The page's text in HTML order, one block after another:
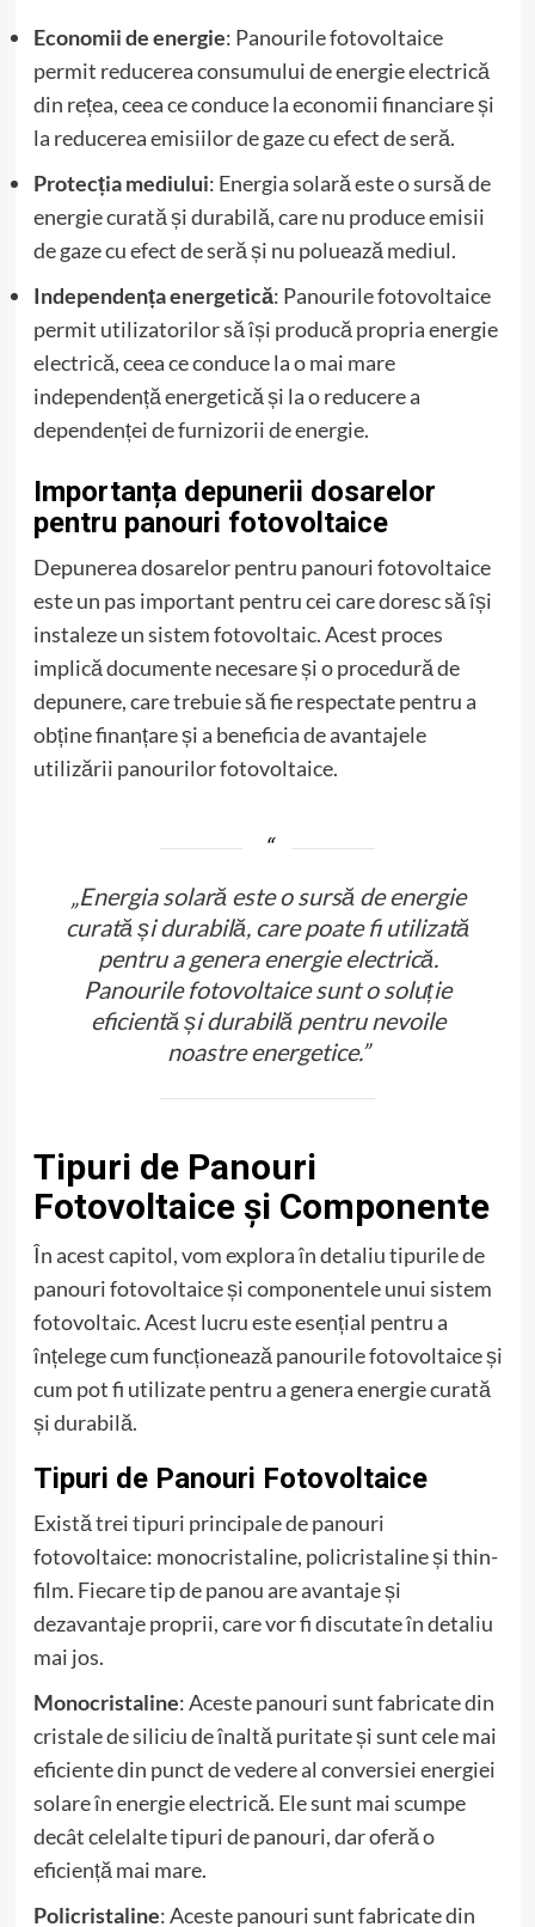
Economii de energie: Panourile fotovoltaice
permit reducerea consumului de energie electrică
din rețea, ceea ce conduce la economii financiare și
la reducerea emisiilor de gaze cu efect de seră.
Protecția mediului: Energia solară este o sursă de
energie curată și durabilă, care nu produce emisii
de gaze cu efect de seră și nu poluează mediul.
Independența energetică: Panourile fotovoltaice
permit utilizatorilor să își producă propria energie
electrică, ceea ce conduce la o mai mare
independență energetică și la o reducere a
dependenței de furnizorii de energie.
Importanța depunerii dosarelor
pentru panouri fotovoltaice
Depunerea dosarelor pentru panouri fotovoltaice
este un pas important pentru cei care doresc să își
instaleze un sistem fotovoltaic. Acest proces
implică documente necesare și o procedură de
depunere, care trebuie să fie respectate pentru a
obține finanțare și a beneficia de avantajele
utilizării panourilor fotovoltaice.
„Energia solară este o sursă de energie
curată și durabilă, care poate fi utilizată
pentru a genera energie electrică.
Panourile fotovoltaice sunt o soluție
eficientă și durabilă pentru nevoile
noastre energetice.”
Tipuri de Panouri
Fotovoltaice și Componente
În acest capitol, vom explora în detaliu tipurile de
panouri fotovoltaice și componentele unui sistem
fotovoltaic. Acest lucru este esențial pentru a
înțelege cum funcționează panourile fotovoltaice și
cum pot fi utilizate pentru a genera energie curată
și durabilă.
Tipuri de Panouri Fotovoltaice
Există trei tipuri principale de panouri
fotovoltaice: monocristaline, policristaline și thin-
film. Fiecare tip de panou are avantaje și
dezavantaje proprii, care vor fi discutate în detaliu
mai jos.
Monocristaline: Aceste panouri sunt fabricate din
cristale de siliciu de înaltă puritate și sunt cele mai
eficiente din punct de vedere al conversiei energiei
solare în energie electrică. Ele sunt mai scumpe
decât celelalte tipuri de panouri, dar oferă o
eficiență mai mare.
Policristaline: Aceste panouri sunt fabricate din